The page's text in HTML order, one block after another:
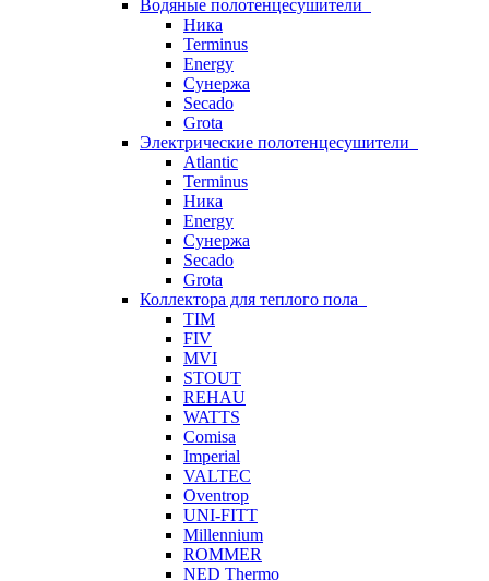
Водяные полотенцесушители
Ника
Terminus
Energy
Сунержа
Secado
Grota
Электрические полотенцесушители
Atlantic
Terminus
Ника
Energy
Сунержа
Secado
Grota
Коллектора для теплого пола
TIM
FIV
MVI
STOUT
REHAU
WATTS
Comisa
Imperial
VALTEC
Oventrop
UNI-FITT
Millennium
ROMMER
NED Thermo